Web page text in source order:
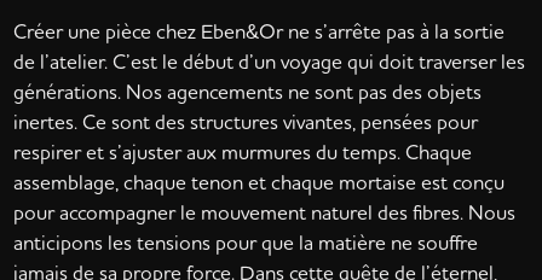
Créer une pièce chez Eben&Or ne s’arrête pas à la sortie
de l’atelier. C’est le début d’un voyage qui doit traverser les
générations. Nos agencements ne sont pas des objets
inertes. Ce sont des structures vivantes, pensées pour
respirer et s’ajuster aux murmures du temps. Chaque
assemblage, chaque tenon et chaque mortaise est conçu
pour accompagner le mouvement naturel des fibres. Nous
anticipons les tensions pour que la matière ne souffre
jamais de sa propre force. Dans cette quête de l’éternel,